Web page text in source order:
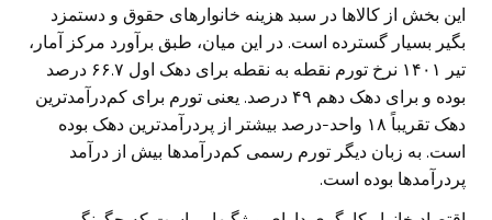
این بخش از کالاها در سبد هزینه خانوارهای حقوق و دستمزد
بگیر بسیار گسترده است. در این میان، طبق برآورد مرکز آمار،
تیر ۱۴۰۱ نرخ تورم نقطه به نقطه برای دهک اول ۶۶.۷ درصد
بوده و برای دهک دهم ۴۹ درصد. یعنی تورم برای کم‌درآمدترین
دهک تقریباً ۱۸ واحد-درصد بیشتر از پردرآمدترین دهک بوده
است. به زبان دیگر تورم رسمی کم‌درآمدها بیش از درآمد
پردرآمدها بوده است.